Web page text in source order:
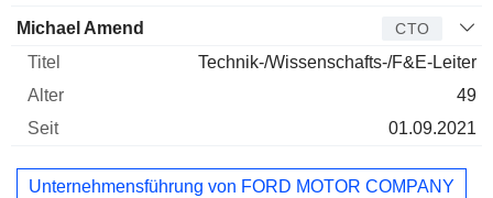
Michael Amend CTO
Technik-/Wissenschafts-/F&E-Leiter
49
01.09.2021
Unternehmensführung von FORD MOTOR COMPANY